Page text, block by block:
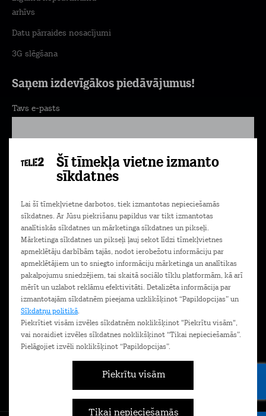
Šī tīmekļa vietne izmanto
sīkdatnes
Lai šī tīmekļvietne darbotos, tiek izmantotas nepieciešamās
sīkdatnes. Ar Jūsu piekrišanu papildus var tikt izmantotas
analītiskās sīkdatnes un mārketinga sīkdatnes un pikseļi.
Mārketinga sīkdatnes un pikseļi ļauj sekot līdzi tīmekļvietnes
apmeklētāju darbībām tajās, nodot ierobežotu informāciju par
apmeklētājiem un to sniegto informāciju mārketinga un analītikas
pakalpojumu sniedzējiem, tai skaitā sociālo tīklu platformām, kā arī
mērīt un uzlabot reklāmu efektivitāti. Detalizēta informācija par
izmantotajām sīkdatnēm pieejama uzklikšķinot “Papildopcijas” un
Sīkdatņu politikā.
Piekrītiet visām izvēles sīkdatnēm noklikšķinot "Piekrītu visām",
vai noraidiet izvēles sīkdatnes noklikšķinot “Tikai nepieciešamās”.
Pielāgojiet izvēli noklikšķinot “Papildopcijas”.
Piekrītu visām
Tikai nepieciešamās
Saņem izdevīgākos piedāvājumus!
Tavs e-pasts
Pierakstīties
informācijaPrivātuma politikā.
Lejupielādē Mans Tele2 lietotni savā
telefonā!
arhīvs
Datu pārraides nosacījumi
3G slēgšana